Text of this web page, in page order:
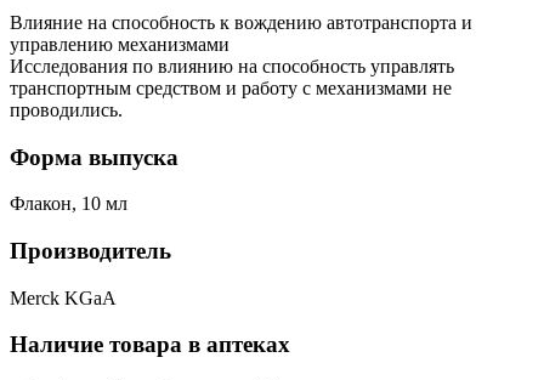
Влияние на способность к вождению автотранспорта и
управлению механизмами
Исследования по влиянию на способность управлять
транспортным средством и работу с механизмами не
проводились.
Форма выпуска
Флакон, 10 мл
Производитель
Merck KGaA
Наличие товара в аптеках